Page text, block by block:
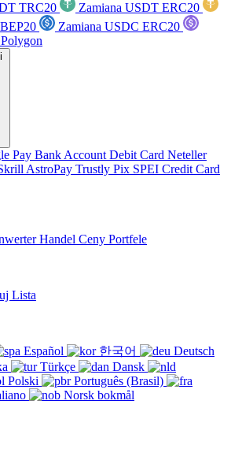
TRC20
Zamiana USDT ERC20
Zamiana USDC ERC20
Pay Bank Account Debit Card Neteller
AstroPay Trustly Pix SPEI Credit Card
Handel Ceny Portfele
Lista
Español 한국어
Deutsch
Türkçe
Dansk
Polski
Português (Brasil)
Norsk bokmål